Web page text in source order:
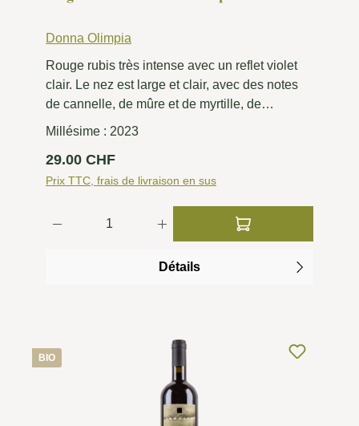
Donna Olimpia
Rouge rubis très intense avec un reflet violet
clair. Le nez est large et clair, avec des notes
de cannelle, de mûre et de myrtille, de
pepperoni, de cacao et de réglisse. Très
structure. La finale est longue avec d'agréables
notes de confiture.
Millésime : 2023
Prix régulier :
29.00 CHF
Prix TTC, frais de livraison en sus
Quantité de produit : Entrez la
Détails
BIO